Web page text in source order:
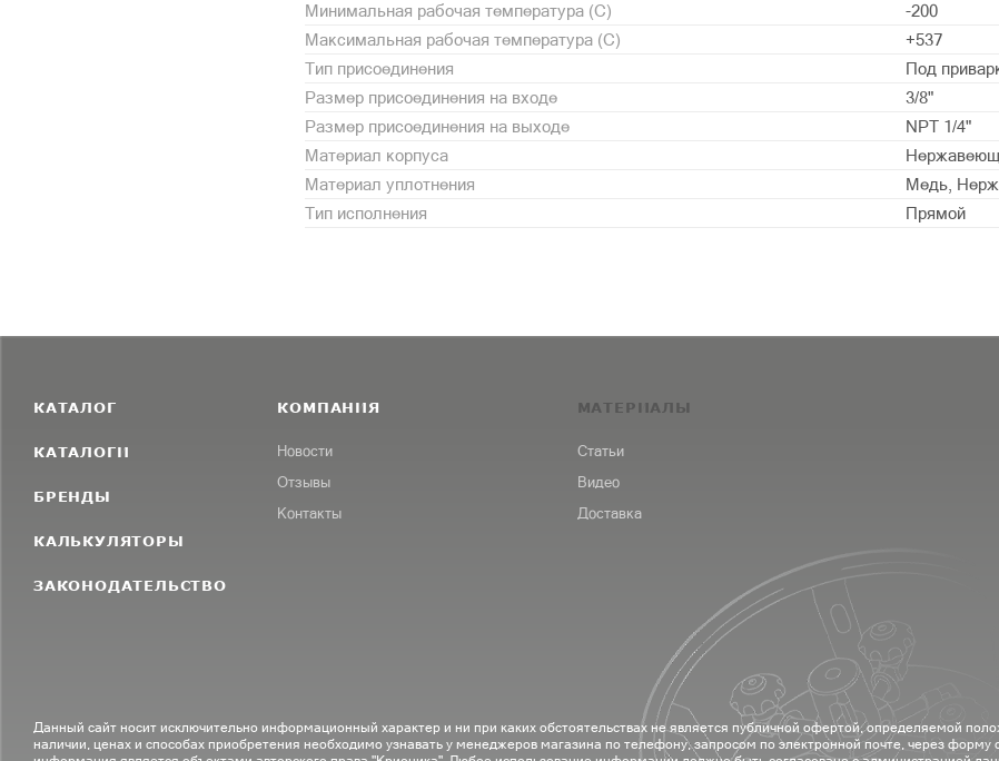
Минимальная рабочая температура (С)
-200
Максимальная рабочая температура (С)
+537
Тип присоединения
Под
Размер присоединения на входе
3/8"
Размер присоединения на выходе
NPT 1/4"
Материал корпуса
Материал уплотнения
Медь,
Тип исполнения
Прямой
КАТАЛОГ
КАТАЛОГИ
БРЕНДЫ
КАЛЬКУЛЯТОРЫ
ЗАКОНОДАТЕЛЬСТВО
КОМПАНИЯ
Новости
Отзывы
Контакты
МАТЕРИАЛЫ
Статьи
Видео
Доставка
Данный сайт носит исключительно информационный характер и ни при каких обстоятельствах не является публичной офертой, определяемой
наличии, ценах и способах приобретения необходимо узнавать у менеджеров магазина по телефону, запросом по электронной почте, через